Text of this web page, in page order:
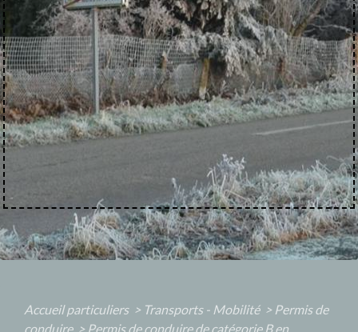
Accueil particuliers > Transports - Mobilité > Permis de
conduire > Permis de conduire de catégorie B en